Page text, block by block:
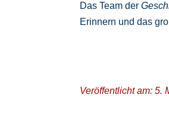
Das Team der
Erinnern und das
Veröffentlicht am: 5.